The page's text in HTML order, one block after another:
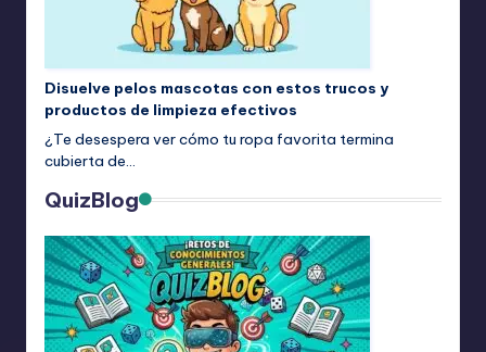
Disuelve pelos mascotas con estos trucos y
productos de limpieza efectivos
¿Te desespera ver cómo tu ropa favorita termina
cubierta de…
QuizBlog